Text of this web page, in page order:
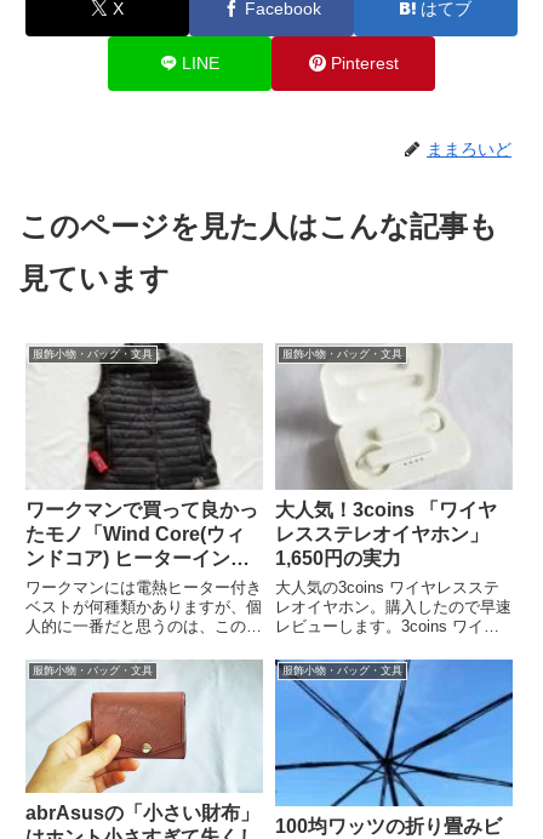
X Facebook はてブ
LINE Pinterest
ままろいど
このページを見た人はこんな記事も
見ています
服飾小物・バッグ・文具
ワークマンで買って良かっ
たモノ「Wind Core(ウィ
ンドコア) ヒーターインナ
ーベスト」
ワークマンには電熱ヒーター付き
ベストが何種類かありますが、個
人的に一番だと思うのは、この
ーインナーベストです。理由は、
軽くてあたたかいから。冷え性の
肩こりさんにはおススメしたいウ
エアです。ワークマン...
服飾小物・バッグ・文具
大人気！3coins 「ワイヤ
レスステレオイヤホン」
1,650円の実力
大人気の3coins ワイヤレスステ
レオイヤホン。購入したので早速
レビューします。3coins ワイヤ
3coinsの「ワイヤレスステレオイ
ヤホン」は、SNSで話題の商
品。1,650円というリーズナブル
価格で...
服飾小物・バッグ・文具
abrAsusの「小さい財布」
服飾小物・バッグ・文具
100均ワッツの折り畳みビ